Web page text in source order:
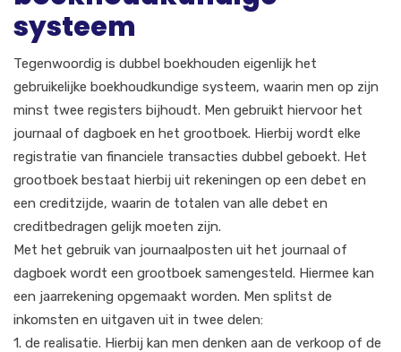
systeem
Tegenwoordig is dubbel boekhouden eigenlijk het
gebruikelijke boekhoudkundige systeem, waarin men op zijn
minst twee registers bijhoudt. Men gebruikt hiervoor het
journaal of dagboek en het grootboek. Hierbij wordt elke
registratie van financiele transacties dubbel geboekt. Het
grootboek bestaat hierbij uit rekeningen op een debet en
een creditzijde, waarin de totalen van alle debet en
creditbedragen gelijk moeten zijn.
Met het gebruik van journaalposten uit het journaal of
dagboek wordt een grootboek samengesteld. Hiermee kan
een jaarrekening opgemaakt worden. Men splitst de
inkomsten en uitgaven uit in twee delen:
1. de realisatie. Hierbij kan men denken aan de verkoop of de